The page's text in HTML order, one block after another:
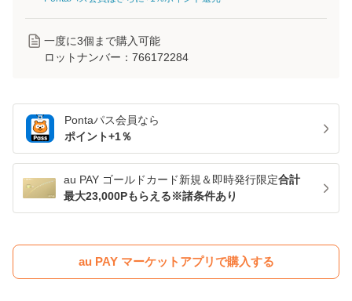
一度に3個まで購入可能
ロットナンバー： 766172284
Pontaパス会員なら
ポイント+1％
au PAY ゴールドカード新規＆即時発行限定合計
最大23,000Pもらえる※諸条件あり
au PAY マーケットアプリで購入する